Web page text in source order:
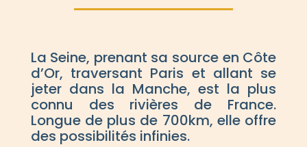
La Seine, prenant sa source en Côte
d’Or, traversant Paris et allant se
jeter dans la Manche, est la plus
connu des rivières de France.
Longue de plus de 700km, elle offre
des possibilités infinies.